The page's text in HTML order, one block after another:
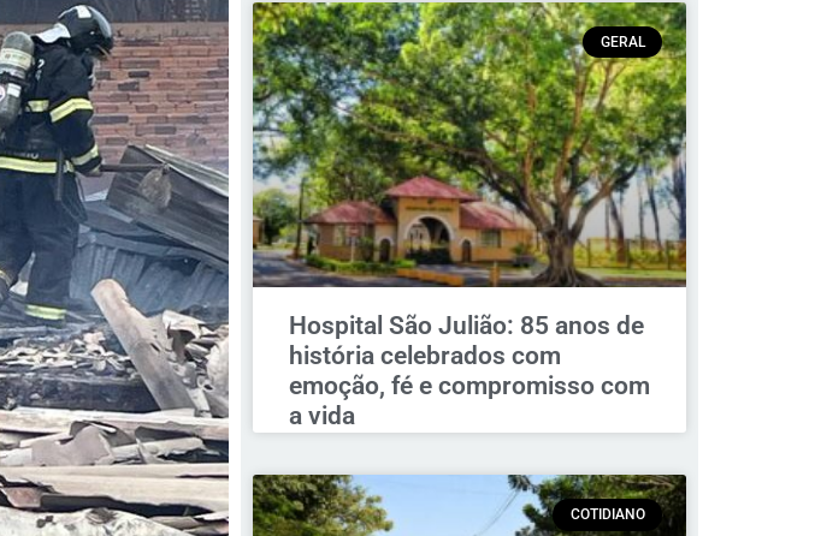
GERAL
Hospital São Julião: 85 anos de
história celebrados com
emoção, fé e compromisso com
a vida
COTIDIANO